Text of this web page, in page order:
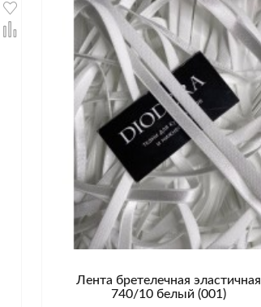
Лента бретелечная эластичная
740/10 белый (001)